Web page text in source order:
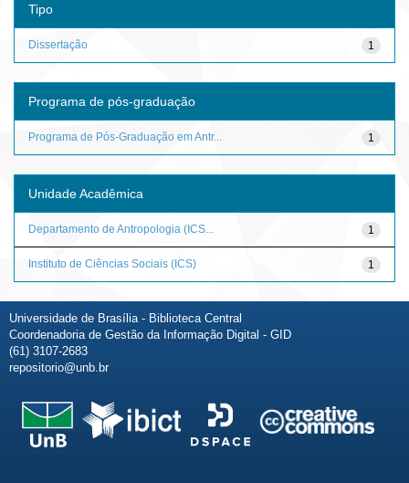
Tipo
1
Dissertação
Programa de pós-graduação
1
Programa de Pós-Graduação em Antr...
Unidade Acadêmica
1
Departamento de Antropologia (ICS...
1
Instituto de Ciências Sociais (ICS)
Universidade de Brasília - Biblioteca Central
Coordenadoria de Gestão da Informação Digital - GID
(61) 3107-2683
repositorio@unb.br